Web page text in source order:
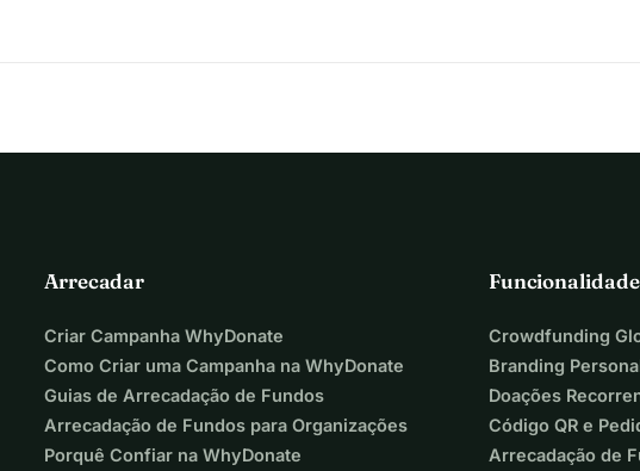
Arrecadar
Criar Campanha WhyDonate
Como Criar uma Campanha na WhyDonate
Guias de Arrecadação de Fundos
Arrecadação de Fundos para Organizações
Porquê Confiar na WhyDonate
Crowdfunding
Branding
Doações
Código QR e
Arrecadação de